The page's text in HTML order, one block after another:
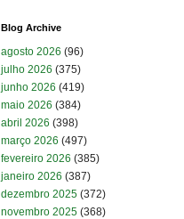
Blog Archive
agosto 2026 (96)
julho 2026 (375)
junho 2026 (419)
maio 2026 (384)
abril 2026 (398)
março 2026 (497)
fevereiro 2026 (385)
janeiro 2026 (387)
dezembro 2025 (372)
novembro 2025 (368)